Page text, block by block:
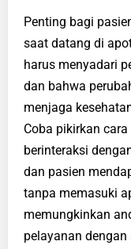
Penting bagi
saat datang di
harus menyadari
dan bahwa
menjaga
Coba pikirkan
berinteraksi
dan pasien
tanpa memasuki
memungkinkan
pelayanan